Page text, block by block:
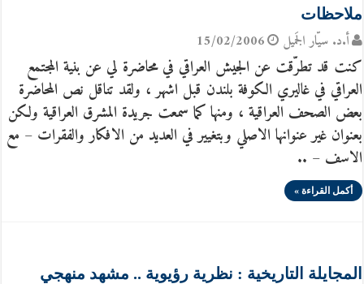
ملاحظات
أ.د. سيّار الجَميل 15/02/2006
كنت قد تطرّقت عن الجيش العراقي في محاضرة لي عن بنية المجتمع
العراقي في غاليري الكوفة بلندن قبل اشهر ، ولقد تناقل نص المحاضرة
بعض الصحف العراقية ، ومنها كما سمعت جريدة المشرق العراقية ولكن
بعنوان غير عنوانها الاصلي وبتغيير في العديد من الافكار والفقرات – مع
الاسف – ..
أكمل القراءة »
المجايلة التاريخية : نظرية رؤيوية .. مشهد منهجي